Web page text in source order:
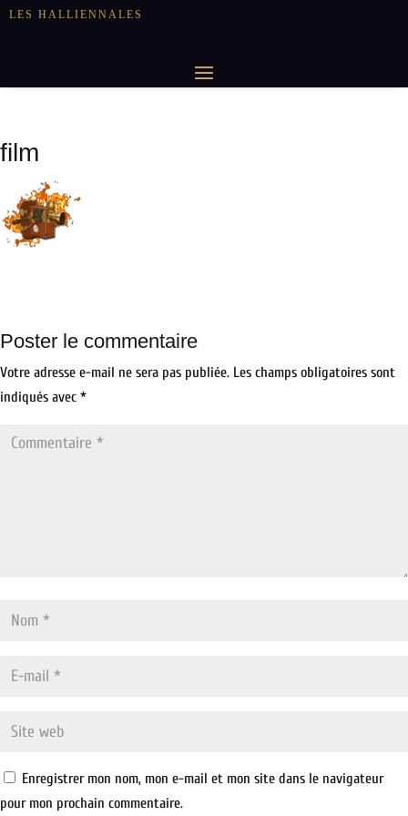
LES HALLIENNALES
film
Poster le commentaire
Votre adresse e-mail ne sera pas publiée. Les champs obligatoires sont
indiqués avec *
Enregistrer mon nom, mon e-mail et mon site dans le navigateur
pour mon prochain commentaire.